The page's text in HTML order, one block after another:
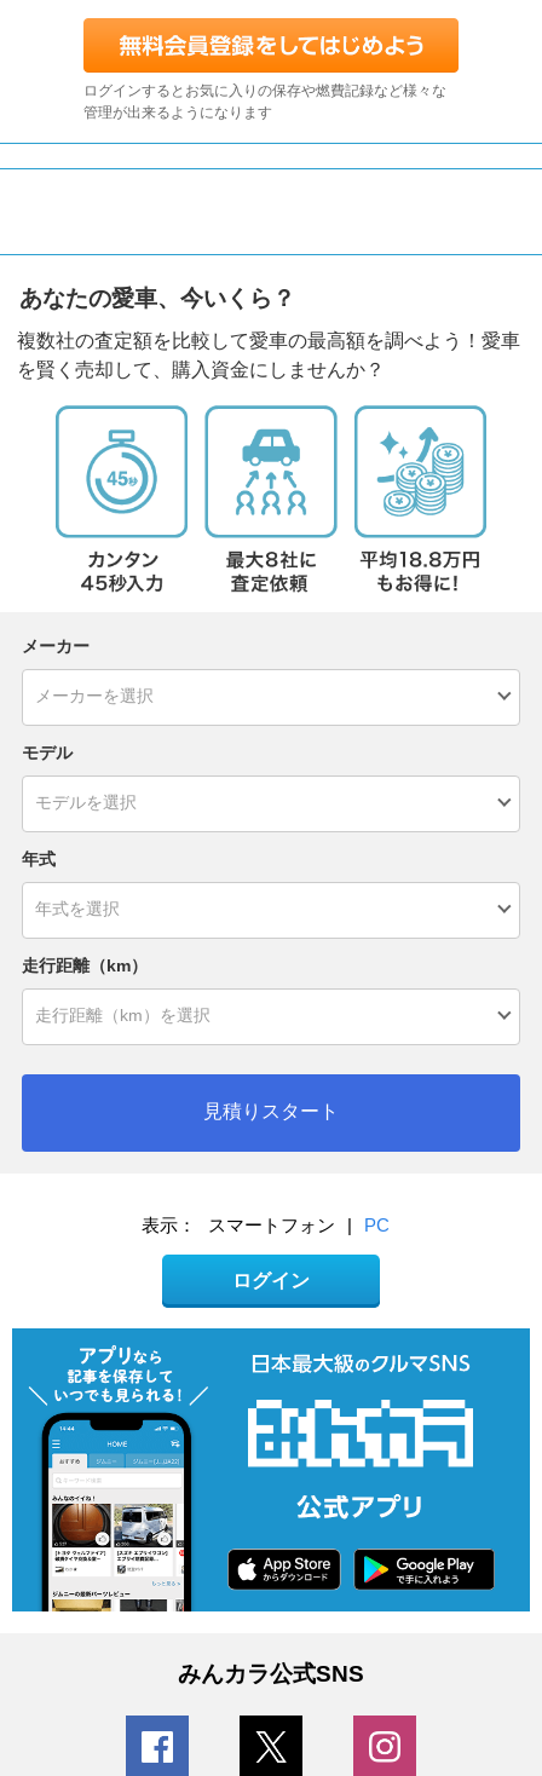
ログインするとお気に入りの保存や燃費記録など様々な
管理が出来るようになります
あなたの愛車、今いくら？
複数社の査定額を比較して愛車の最高額を調べよう！愛車
を賢く売却して、購入資金にしませんか？
メーカー
モデル
年式
走行距離（km）
見積りスタート
表示： スマートフォン | PC
ログイン
みんカラ公式SNS